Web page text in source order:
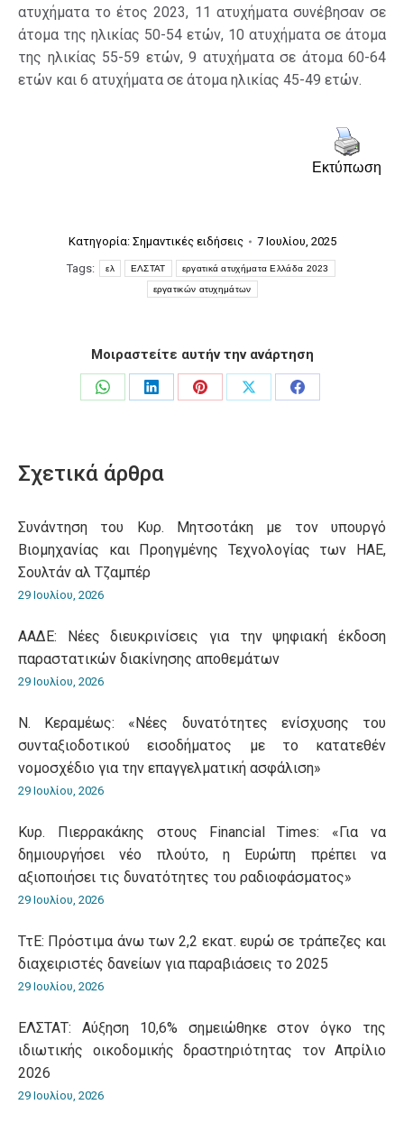
ατυχήματα το έτος 2023, 11 ατυχήματα συνέβησαν σε
άτομα της ηλικίας 50-54 ετών, 10 ατυχήματα σε άτομα
της ηλικίας 55-59 ετών, 9 ατυχήματα σε άτομα 60-64
ετών και 6 ατυχήματα σε άτομα ηλικίας 45-49 ετών.
Εκτύπωση
Κατηγορία: Σημαντικές ειδήσεις
7 Ιουλίου, 2025
Tags:
ελ ΕΛΣΤΑΤ εργατικά ατυχήματα Ελλάδα 2023
εργατικών ατυχημάτων
Μοιραστείτε αυτήν την ανάρτηση
Share
Share
Share
Share
Share
Σχετικά άρθρα
Συνάντηση του Κυρ. Μητσοτάκη με τον υπουργό
Βιομηχανίας και Προηγμένης Τεχνολογίας των ΗΑΕ,
Σουλτάν αλ Τζαμπέρ
29 Ιουλίου, 2026
ΑΑΔΕ: Νέες διευκρινίσεις για την ψηφιακή έκδοση
παραστατικών διακίνησης αποθεμάτων
29 Ιουλίου, 2026
Ν. Κεραμέως: «Νέες δυνατότητες ενίσχυσης του
συνταξιοδοτικού εισοδήματος με το κατατεθέν
νομοσχέδιο για την επαγγελματική ασφάλιση»
29 Ιουλίου, 2026
Κυρ. Πιερρακάκης στους Financial Times: «Για να
δημιουργήσει νέο πλούτο, η Ευρώπη πρέπει να
αξιοποιήσει τις δυνατότητες του ραδιοφάσματος»
29 Ιουλίου, 2026
ΤτΕ: Πρόστιμα άνω των 2,2 εκατ. ευρώ σε τράπεζες και
διαχειριστές δανείων για παραβιάσεις το 2025
29 Ιουλίου, 2026
ΕΛΣΤΑΤ: Αύξηση 10,6% σημειώθηκε στον όγκο της
ιδιωτικής οικοδομικής δραστηριότητας τον Απρίλιο
2026
29 Ιουλίου, 2026